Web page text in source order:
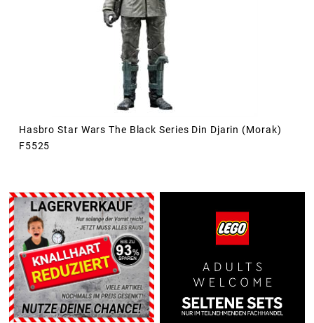
Hasbro Star Wars The Black Series Din Djarin (Morak)
F5525